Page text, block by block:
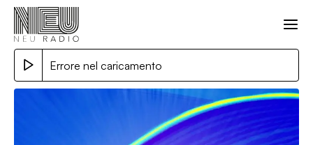
Errore nel caricamento